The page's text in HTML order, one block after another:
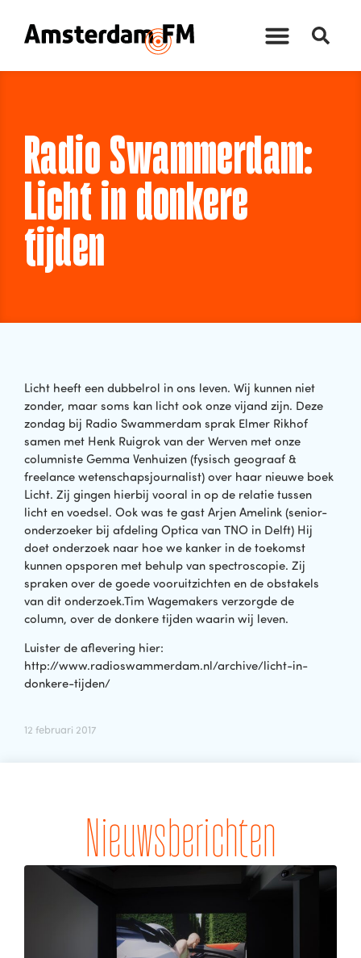
Radio Swammerdam:
Licht in donkere
tijden
Licht heeft een dubbelrol in ons leven. Wij kunnen niet
zonder, maar soms kan licht ook onze vijand zijn. Deze
zondag bij Radio Swammerdam sprak Elmer Rikhof
samen met Henk Ruigrok van der Werven met onze
columniste Gemma Venhuizen (fysisch geograaf &
freelance wetenschapsjournalist) over haar nieuwe boek
Licht. Zij gingen hierbij vooral in op de relatie tussen
licht en voedsel. Ook was te gast Arjen Amelink (senior-
onderzoeker bij afdeling Optica van TNO in Delft) Hij
doet onderzoek naar hoe we kanker in de toekomst
kunnen opsporen met behulp van spectroscopie. Zij
spraken over de goede vooruitzichten en de obstakels
van dit onderzoek.Tim Wagemakers verzorgde de
column, over de donkere tijden waarin wij leven.
Luister de aflevering hier:
http://www.radioswammerdam.nl/archive/licht-in-
donkere-tijden/
12 februari 2017
Nieuwsberichten